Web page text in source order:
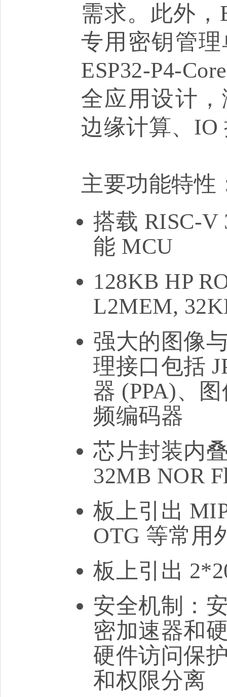
需求。此外，
专用密钥管
ESP32-P4-
全应用设计
边缘计算、IO
主要功能特性
搭载 RISC-V
能 MCU
128KB HP
L2MEM,
强大的图像
理接口包括
器 (PPA)、
频编码器
芯片封装内
32MB NOR
板上引出
OTG 等常用
板上引出
安全机制：
密加速器和
硬件访问保
和权限分离